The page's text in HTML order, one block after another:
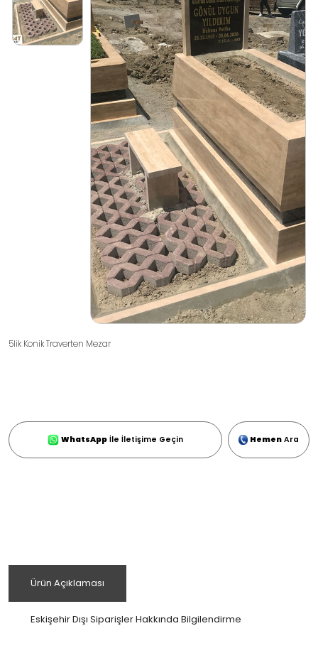
5lik Konik Traverten Mezar
WhatsApp İle İletişime Geçin Hemen Ara
Ürün Açıklaması
Eskişehir Dışı Siparişler Hakkında Bilgilendirme